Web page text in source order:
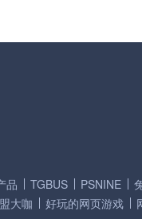
品 TGBUS PSNINE
大咖 好玩的网页游戏